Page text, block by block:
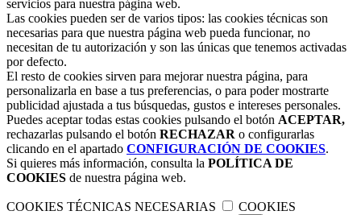
servicios para nuestra página web.
Las cookies pueden ser de varios tipos: las cookies técnicas son
necesarias para que nuestra página web pueda funcionar, no
necesitan de tu autorización y son las únicas que tenemos activadas
por defecto.
El resto de cookies sirven para mejorar nuestra página, para
personalizarla en base a tus preferencias, o para poder mostrarte
publicidad ajustada a tus búsquedas, gustos e intereses personales.
Puedes aceptar todas estas cookies pulsando el botón ACEPTAR,
rechazarlas pulsando el botón RECHAZAR o configurarlas
clicando en el apartado CONFIGURACIÓN DE COOKIES.
Si quieres más información, consulta la POLÍTICA DE
COOKIES de nuestra página web.
COOKIES TÉCNICAS NECESARIAS COOKIES